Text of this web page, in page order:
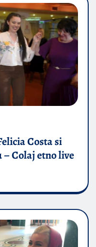
Costa si
Colaj etno live